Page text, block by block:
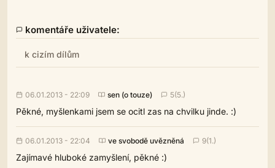
komentáře uživatele:
k cizím dílům
06.01.2013 - 22:09 sen (o touze) 5(5.)
Pěkné, myšlenkami jsem se ocitl zas na chvilku jinde. :)
06.01.2013 - 22:04 ve svobodě uvězněná 9(1.)
Zajímavé hluboké zamyšlení, pěkné :)